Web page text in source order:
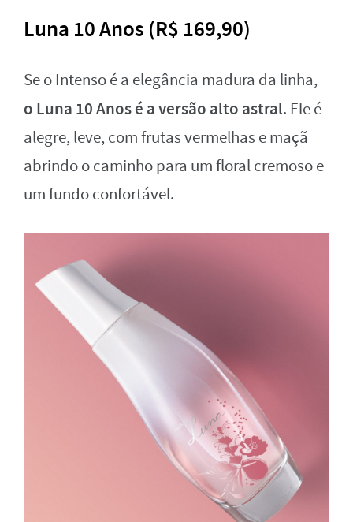
Luna 10 Anos (R$ 169,90)
Se o Intenso é a elegância madura da linha,
o Luna 10 Anos é a versão alto astral. Ele é
alegre, leve, com frutas vermelhas e maçã
abrindo o caminho para um floral cremoso e
um fundo confortável.